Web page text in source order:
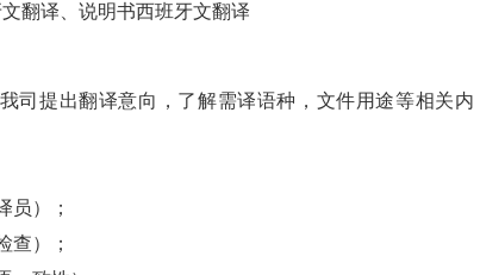
翻译、说明书西班牙文翻译
司提出翻译意向，了解需译语种，文件用途等相关内
员）；
查）；